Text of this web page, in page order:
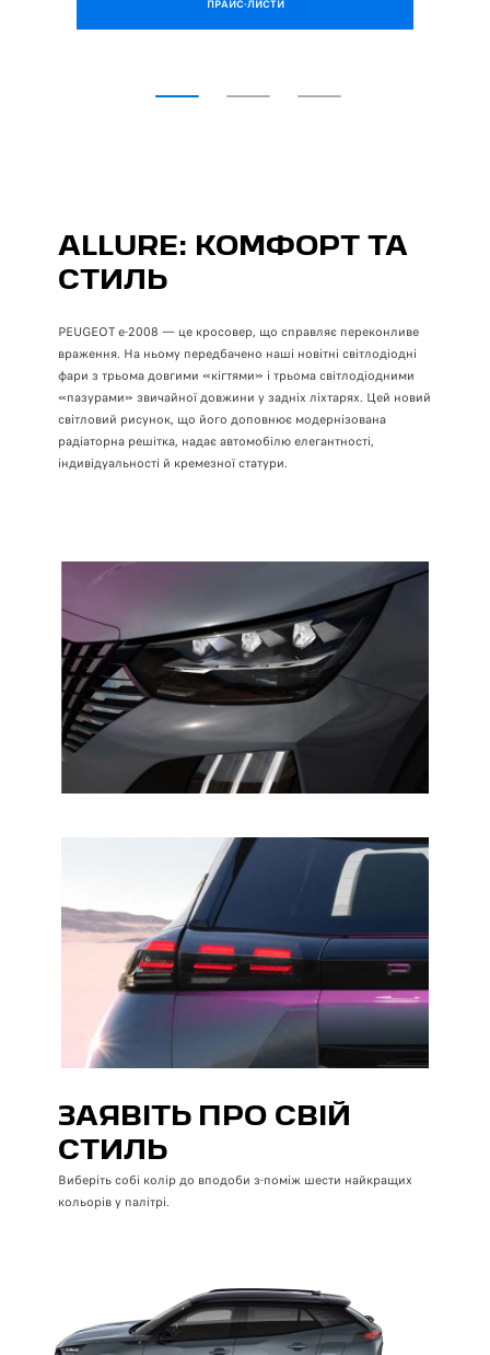
ПРАЙС-ЛИСТИ
ALLURE: КОМФОРТ ТА
СТИЛЬ
PEUGEOT e-2008 — це кросовер, що справляє переконливе
враження. На ньому передбачено наші новітні світлодіодні
фари з трьома довгими «кігтями» і трьома світлодіодними
«пазурами» звичайної довжини у задніх ліхтарях. Цей новий
світловий рисунок, що його доповнює модернізована
радіаторна решітка, надає автомобілю елегантності,
індивідуальності й кремезної статури.
ЗАЯВІТЬ ПРО СВІЙ
СТИЛЬ
Виберіть собі колір до вподоби з-поміж шести найкращих
кольорів у палітрі.